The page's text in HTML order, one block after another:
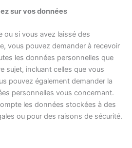
sur vos données
ou si vous avez laissé des
vous pouvez demander à recevoir
les données personnelles que
sujet, incluant celles que vous
pouvez également demander la
personnelles vous concernant.
les données stockées à des
ou pour des raisons de sécurité.